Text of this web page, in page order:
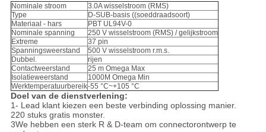
Nominale stroom
3.0A wisselstroom (RMS)
Type
D-SUB-basis ((soeddraadsoort)
Materiaal - hars
PBT UL94V-0
Nominale spanning
250 V wisselstroom (RMS) / gelijkstroom
Extreme
37 pin
Spanningsweerstand
500 V wisselstroom r.m.s.
Dubbel.
rijen
Contactweerstand
25 m Omega Max
Isolatieweerstand
1000M Omega Min
Werktemperatuurbereik-55 °C~+105 °C
Doel van de dienstverlening:
1- Lead klant kiezen een beste verbinding oplossing manier.
220 stuks gratis monster.
3We hebben een sterk R & D-team om connectorontwerp te